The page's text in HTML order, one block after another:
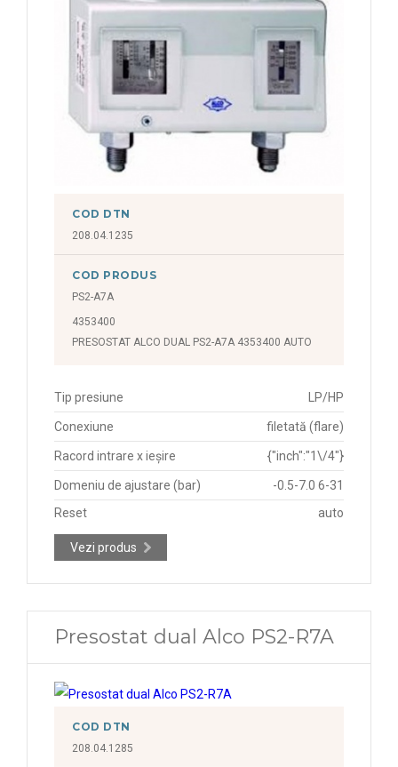
COD DTN
208.04.1235
COD PRODUS
PS2-A7A
4353400
PRESOSTAT ALCO DUAL PS2-A7A 4353400 AUTO
Tip presiune LP/HP
Conexiune filetată (flare)
Racord intrare x ieșire {"inch":"1\/4"}
Domeniu de ajustare (bar)
-0.5-7.0 6-31
Reset
auto
Vezi produs
Presostat dual Alco PS2-R7A
COD DTN
208.04.1285